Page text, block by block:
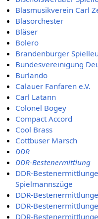
Blasmusikverein Carl
Blasorchester
Bläser
Bolero
Brandenburger
Bundesvereinigung
Burlando
Calauer Fanfaren e.V.
Carl Latann
Colonel Bogey
Compact Accord
Cool Brass
Cottbuser Marsch
DDR
DDR-Bestenermittlung
DDR-
Spielmannszüge
DDR-
DDR-
DDR-